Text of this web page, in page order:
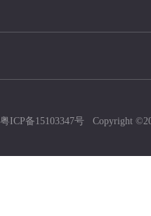
粤ICP备15103347号 Copyright